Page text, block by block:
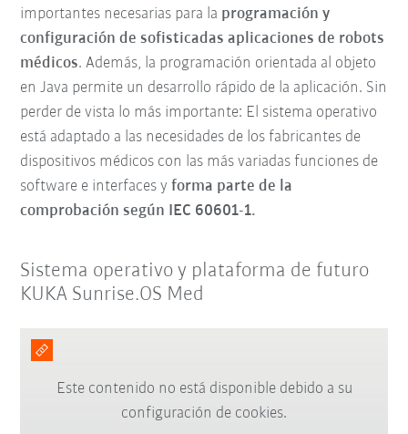
importantes necesarias para la programación y
configuración de sofisticadas aplicaciones de robots
médicos. Además, la programación orientada al objeto
en Java permite un desarrollo rápido de la aplicación. Sin
perder de vista lo más importante: El sistema operativo
está adaptado a las necesidades de los fabricantes de
dispositivos médicos con las más variadas funciones de
software e interfaces yforma parte de la
comprobación según IEC 60601-1.
Sistema operativo y plataforma de futuro
KUKA Sunrise.OS Med
Este contenido no está disponible debido a su
configuración de cookies.